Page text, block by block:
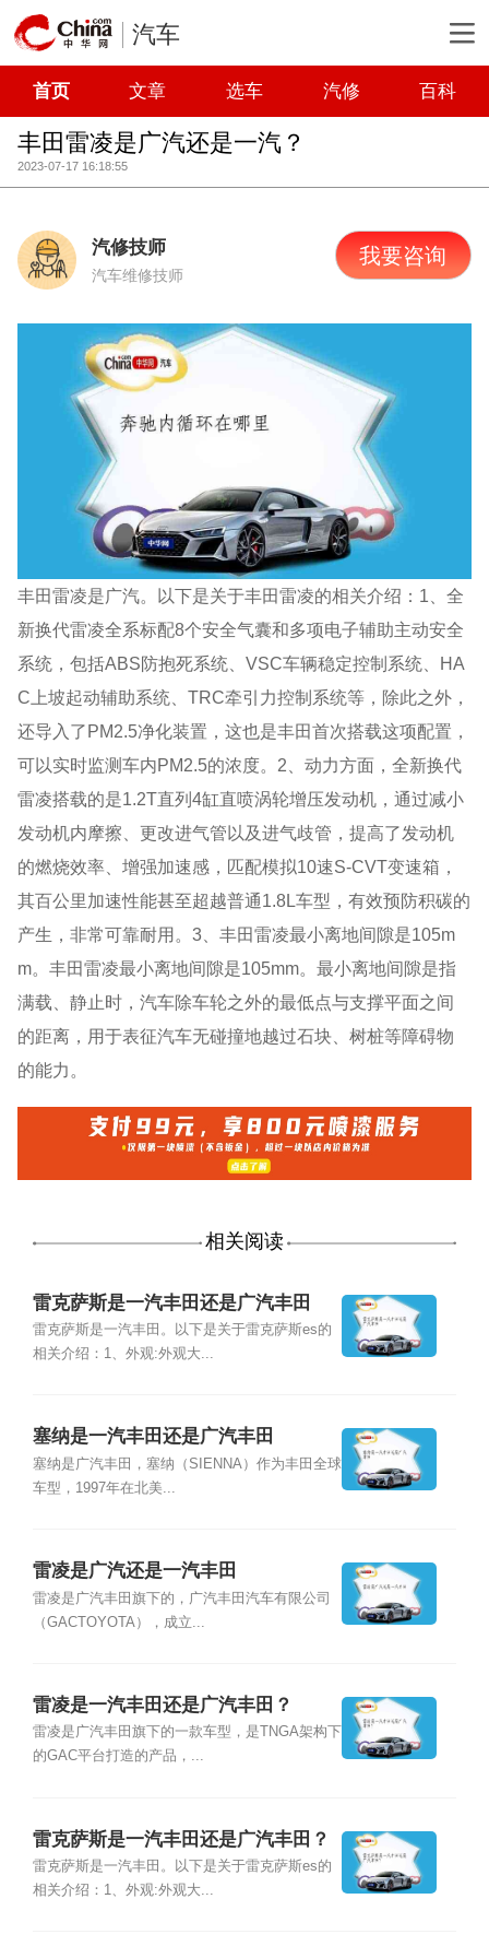
汽车
首页 文章 选车 汽修 百科
丰田雷凌是广汽还是一汽？
2023-07-17 16:18:55
汽修技师
汽车维修技师
我要咨询
丰田雷凌是广汽。以下是关于丰田雷凌的相关介绍：1、全
新换代雷凌全系标配8个安全气囊和多项电子辅助主动安全
系统，包括ABS防抱死系统、VSC车辆稳定控制系统、HA
C上坡起动辅助系统、TRC牵引力控制系统等，除此之外，
还导入了PM2.5净化装置，这也是丰田首次搭载这项配置，
可以实时监测车内PM2.5的浓度。2、动力方面，全新换代
雷凌搭载的是1.2T直列4缸直喷涡轮增压发动机，通过减小
发动机内摩擦、更改进气管以及进气歧管，提高了发动机
的燃烧效率、增强加速感，匹配模拟10速S-CVT变速箱，
其百公里加速性能甚至超越普通1.8L车型，有效预防积碳的
产生，非常可靠耐用。3、丰田雷凌最小离地间隙是105m
m。丰田雷凌最小离地间隙是105mm。最小离地间隙是指
满载、静止时，汽车除车轮之外的最低点与支撑平面之间
的距离，用于表征汽车无碰撞地越过石块、树桩等障碍物
的能力。
相关阅读
雷克萨斯是一汽丰田还是广汽丰田
雷克萨斯是一汽丰田。以下是关于雷克萨斯es的
相关介绍：1、外观:外观大...
塞纳是一汽丰田还是广汽丰田
塞纳是广汽丰田，塞纳（SIENNA）作为丰田全球
车型，1997年在北美...
雷凌是广汽还是一汽丰田
雷凌是广汽丰田旗下的，广汽丰田汽车有限公司
（GACTOYOTA），成立...
雷凌是一汽丰田还是广汽丰田？
雷凌是广汽丰田旗下的一款车型，是TNGA架构下
的GAC平台打造的产品，...
雷克萨斯是一汽丰田还是广汽丰田？
雷克萨斯是一汽丰田。以下是关于雷克萨斯es的
相关介绍：1、外观:外观大...